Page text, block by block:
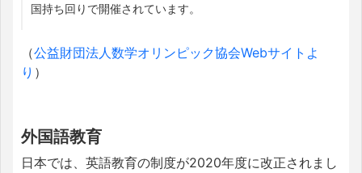
国持ち回りで開催されています。
（公益財団法人数学オリンピック協会Webサイトよ
り ）
外国語教育
日本では、英語教育の制度が2020年度に改正されまし